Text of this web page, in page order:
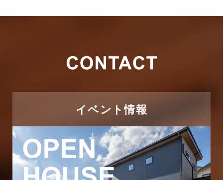
イベント情報